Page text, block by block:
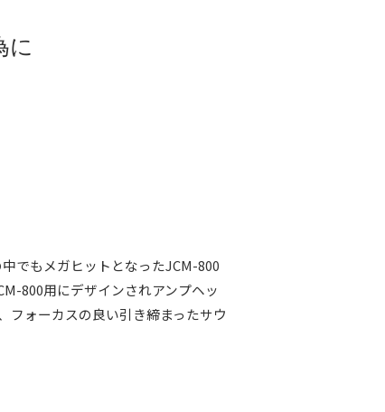
に
でもメガヒットとなったJCM-800
800用にデザインされアンプヘッ
フォーカスの良い引き締まったサウ